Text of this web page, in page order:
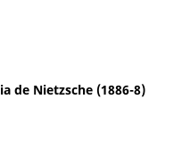
de Nietzsche (1886-8)